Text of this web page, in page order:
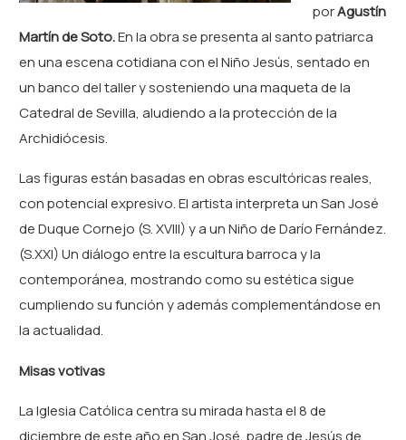
porAgustín
Martín de Soto.En la obra se presenta al santo patriarca
en una escena cotidiana con el Niño Jesús, sentado en
un banco del taller y sosteniendo una maqueta de la
Catedral de Sevilla, aludiendo a la protección de la
Archidiócesis.
Las figuras están basadas en obras escultóricas reales,
con potencial expresivo. El artista interpreta un San José
de Duque Cornejo (S. XVIII) y a un Niño de Darío Fernández.
(S.XXI) Un diálogo entre la escultura barroca y la
contemporánea, mostrando como su estética sigue
cumpliendo su función y además complementándose en
la actualidad.
Misas votivas
La Iglesia Católica centra su mirada hasta el 8 de
diciembre de este año en San José, padre de Jesús de